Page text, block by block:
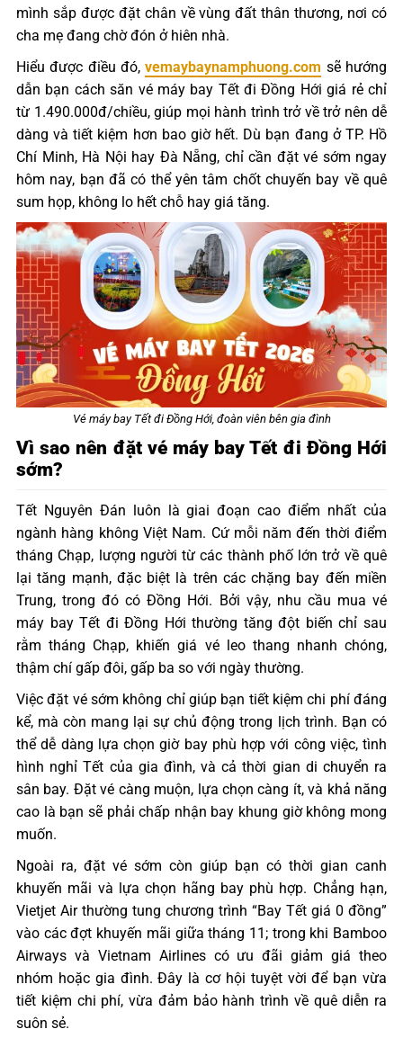
mình sắp được đặt chân về vùng đất thân thương, nơi có
cha mẹ đang chờ đón ở hiên nhà.
Hiểu được điều đó,vemaybaynamphuong.com sẽ hướng
dẫn bạn cách săn vé máy bay Tết đi Đồng Hới giá rẻ chỉ
từ 1.490.000đ/chiều, giúp mọi hành trình trở về trở nên dễ
dàng và tiết kiệm hơn bao giờ hết. Dù bạn đang ở TP. Hồ
Chí Minh, Hà Nội hay Đà Nẵng, chỉ cần đặt vé sớm ngay
hôm nay, bạn đã có thể yên tâm chốt chuyến bay về quê
sum họp, không lo hết chỗ hay giá tăng.
Vé máy bay Tết đi Đồng Hới, đoàn viên bên gia đình
Vì sao nên đặt vé máy bay Tết đi Đồng Hới
sớm?
Tết Nguyên Đán luôn là giai đoạn cao điểm nhất của
ngành hàng không Việt Nam. Cứ mỗi năm đến thời điểm
tháng Chạp, lượng người từ các thành phố lớn trở về quê
lại tăng mạnh, đặc biệt là trên các chặng bay đến miền
Trung, trong đó có Đồng Hới. Bởi vậy, nhu cầu mua vé
máy bay Tết đi Đồng Hới thường tăng đột biến chỉ sau
rằm tháng Chạp, khiến giá vé leo thang nhanh chóng,
thậm chí gấp đôi, gấp ba so với ngày thường.
Việc đặt vé sớm không chỉ giúp bạn tiết kiệm chi phí đáng
kể, mà còn mang lại sự chủ động trong lịch trình. Bạn có
thể dễ dàng lựa chọn giờ bay phù hợp với công việc, tình
hình nghỉ Tết của gia đình, và cả thời gian di chuyển ra
sân bay. Đặt vé càng muộn, lựa chọn càng ít, và khả năng
cao là bạn sẽ phải chấp nhận bay khung giờ không mong
muốn.
Ngoài ra, đặt vé sớm còn giúp bạn có thời gian canh
khuyến mãi và lựa chọn hãng bay phù hợp. Chẳng hạn,
Vietjet Air thường tung chương trình “Bay Tết giá 0 đồng”
vào các đợt khuyến mãi giữa tháng 11; trong khi Bamboo
Airways và Vietnam Airlines có ưu đãi giảm giá theo
nhóm hoặc gia đình. Đây là cơ hội tuyệt vời để bạn vừa
tiết kiệm chi phí, vừa đảm bảo hành trình về quê diễn ra
suôn sẻ.